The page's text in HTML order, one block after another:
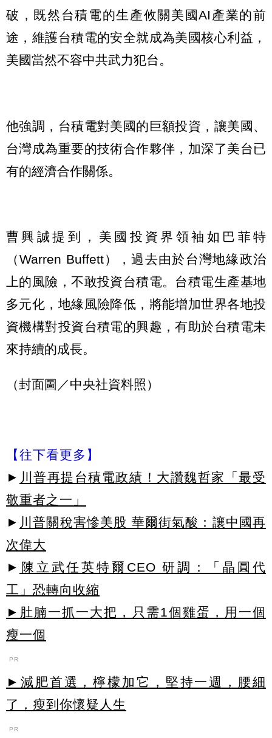
破，既然台積電的生產攸關美國AI產業的前
途，維護台積電的安全就成為美國核心利益，
美國當然不容中共武力犯台。
他強調，台積電對美國的巨額投資，讓美國、
台灣成為重要的技術合作夥伴，加深了美台已
有的經濟合作關係。
曹興誠提到，美國投資界領袖如巴菲特
（Warren Buffett），過去由於台灣地緣政治
上的風險，不敢投資台積電。台積電生產基地
多元化，地緣風險降低，將能增加世界各地投
資機構對投資台積電的興趣，有助於台積電未
來持續的成長。
（封面圖／中央社資料照）
【往下看更多】
► 川普再提台積電政績！大讚魏哲家「最受
敬重者之一」
► 川普關稅害慘美股 華爾街氣酸：讓中國再
次偉大
► 陳立武任英特爾CEO 研調：「晶圓代
工」恐轉向收縮
►肚腩一抓一大把，只需1個雞蛋，用一個
瘦一個
PR
►減肥首選，檸檬加它，堅持一週，腰細
了，瘦到你懷疑人生
PR